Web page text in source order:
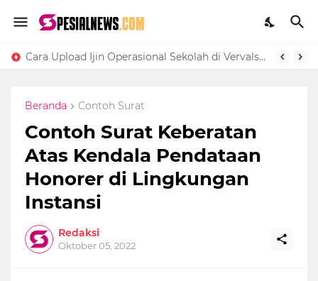
Cara Upload Ijin Operasional Sekolah di Vervalsp Secara Online
Beranda Contoh Surat
Contoh Surat Keberatan
Atas Kendala Pendataan
Honorer di Lingkungan
Instansi
Redaksi
Oktober 05, 2022